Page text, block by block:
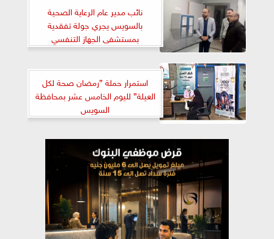
نائب مدير عام الرعاية الصحية
بالسويس يجري جولة تفقدية
بمستشفى الجهاز التنفسي
استمرار حملة ”رمضان صحة لكل
العيلة” لليوم الخامس عشر بمحافظة
السويس